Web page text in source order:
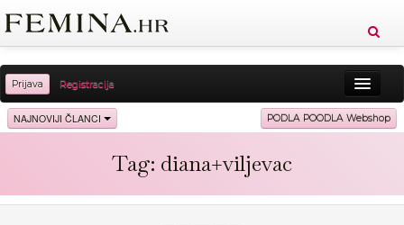
Prijava Registracija
Sreća Zdravlje Vitkost
Ljubav Relax Putovanja
NAJNOVIJI ČLANCI PODLA POODLA Webshop
Tag: diana+viljevac